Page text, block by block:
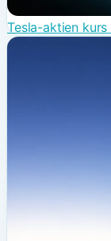
Tesla-aktien